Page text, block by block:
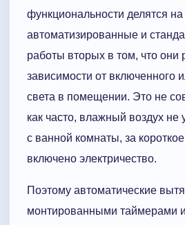
функциональности делятся
автоматизированные и
работы вторых в том, что они
зависимости от включенного
света в помещении. Это не
как часто, влажный воздух не
с ванной комнаты, за
включено электричество.
Поэтому автоматические
монтированными таймерами